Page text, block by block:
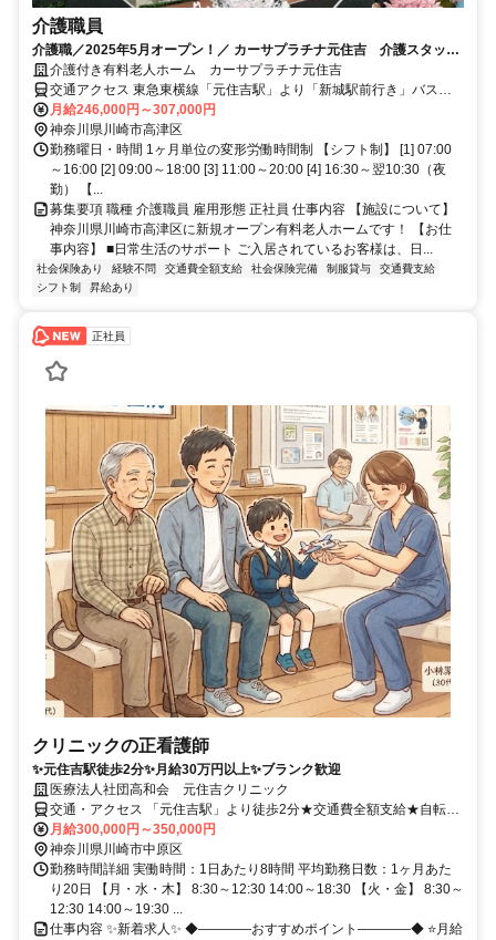
介護職員
介護職／2025年5月オープン！／ カーサプラチナ元住吉 介護スタッフ
大募集！
介護付き有料老人ホーム カーサプラチナ元住吉
交通アクセス 東急東横線「元住吉駅」より「新城駅前行き」バスで
約5分 「井田営業所前」バス停下車徒歩3分 自転車、バイク、車通勤
も可能です 車通勤希望の方は事前にご相談ください
月給246,000円～307,000円
神奈川県川崎市高津区
勤務曜日・時間 1ヶ月単位の変形労働時間制 【シフト制】 [1] 07:00
～16:00 [2] 09:00～18:00 [3] 11:00～20:00 [4] 16:30～翌10:30（夜
勤） 【...
募集要項 職種 介護職員 雇用形態 正社員 仕事内容 【施設について】
神奈川県川崎市高津区に新規オープン有料老人ホームです！ 【お仕
事内容】 ■日常生活のサポート ご入居されているお客様は、日...
社会保険あり 経験不問 交通費全額支給 社会保険完備 制服貸与
交通費支給
シフト制
昇給あり
正社員
クリニックの正看護師
✨元住吉駅徒歩2分✨月給30万円以上✨ブランク歓迎
医療法人社団高和会 元住吉クリニック
交通・アクセス 「元住吉駅」より徒歩2分★交通費全額支給★自転車
バイク通勤OK
月給300,000円～350,000円
神奈川県川崎市中原区
勤務時間詳細 実働時間：1日あたり8時間 平均勤務日数：1ヶ月あた
り20日 【月・水・木】 8:30～12:30 14:00～18:30 【火・金】 8:30～
12:30 14:00～19:30 ...
仕事内容 ✨新着求人✨ ◆――――おすすめポイント――――◆ ⭐月給